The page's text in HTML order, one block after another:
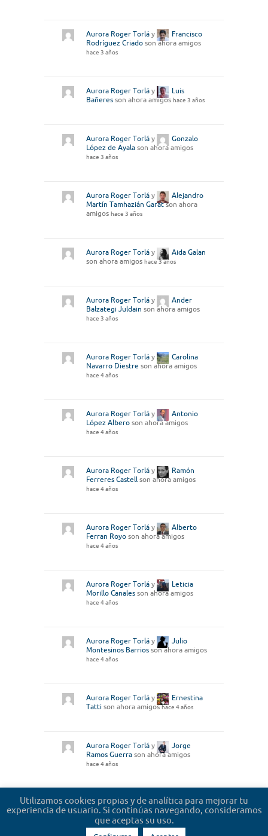
Aurora Roger Torlá y
Francisco
Rodríguez Criado son ahora amigos
hace 3 años
Aurora Roger Torlá y
Luis
Bañeres son ahora amigos hace 3 años
Aurora Roger Torlá y
Gonzalo
López de Ayala son ahora amigos
hace 3 años
Aurora Roger Torlá y
Alejandro
Martín Tamhazián Garatson ahora
amigos hace 3 años
Aurora Roger Torlá y
Aida Galan
son ahora amigos hace 3 años
Aurora Roger Torlá y
Ander
Balzategi Juldain son ahora amigos
hace 3 años
Aurora Roger Torlá y
Carolina
Navarro Diestre son ahora amigos
hace 4 años
Aurora Roger Torlá y
Antonio
López Albero son ahora amigos
hace 4 años
Aurora Roger Torlá y
Ramón
Ferreres Castell son ahora amigos
hace 4 años
Aurora Roger Torlá y
Alberto
Ferran Royo son ahora amigos
hace 4 años
Aurora Roger Torlá y
Leticia
Morillo Canales son ahora amigos
hace 4 años
Aurora Roger Torlá y
Julio
Montesinos Barrios son ahora amigos
hace 4 años
Aurora Roger Torlá y
Ernestina
Tatti son ahora amigoshace 4 años
Aurora Roger Torlá y
Jorge
Ramos Guerra son ahora amigos
hace 4 años
Cargar más
Utilizamos cookies propias y de analítica para mejorar tu
experiencia de usuario. Si continúas navegando, consideramos
que aceptas su uso.